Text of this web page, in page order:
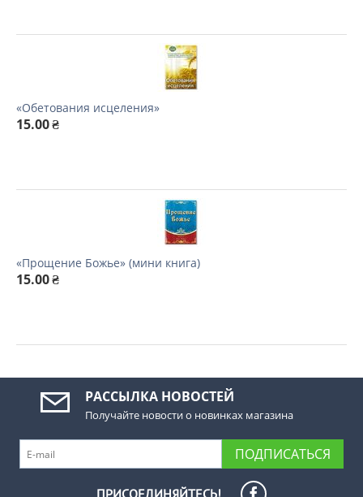
«Обетования исцеления»
15.00₴
«Прощение Божье» (мини книга)
15.00₴
РАССЫЛКА НОВОСТЕЙ
Получайте новости о новинках магазина
ПОДПИСАТЬСЯ
ПРИСОЕДИНЯЙТЕСЬ!